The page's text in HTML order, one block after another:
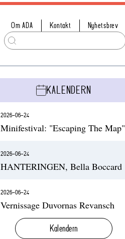
Om ADA Kontakt Nyhetsbrev
KALENDERN
2026-06-24
Minifestival: "Escaping The Map"
2026-06-24
HANTERINGEN, Bella Boccard
2026-06-24
Vernissage Duvornas Revansch
Kalendern